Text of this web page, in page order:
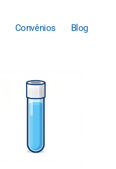
Convênios Blog